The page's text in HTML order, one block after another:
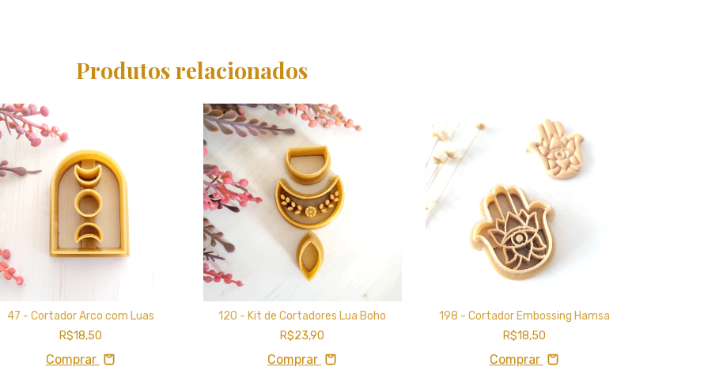
Produtos relacionados
47 - Cortador Arco com Luas
R$18,50
Comprar
120 - Kit de Cortadores Lua Boho
R$23,90
Comprar
198 - Cortador Embossing Hamsa
R$18,50
Comprar